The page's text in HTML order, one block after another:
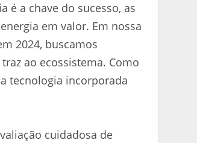
é a chave do sucesso, as
em valor. Em nossa
2024, buscamos
ao ecossistema. Como
tecnologia incorporada
cuidadosa de